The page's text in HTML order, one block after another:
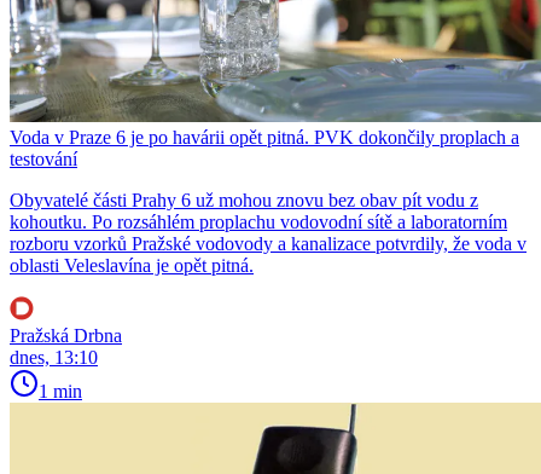
Voda v Praze 6 je po havárii opět pitná. PVK dokončily proplach a
testování
Obyvatelé části Prahy 6 už mohou znovu bez obav pít vodu z
kohoutku. Po rozsáhlém proplachu vodovodní sítě a laboratorním
rozboru vzorků Pražské vodovody a kanalizace potvrdily, že voda v
oblasti Veleslavína je opět pitná.
Pražská Drbna
dnes, 13:10
1 min